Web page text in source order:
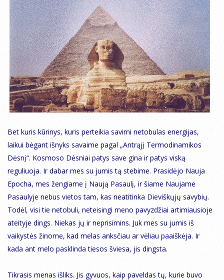
Bet kuris kūrinys, kuris perteikia savimi netobulas energijas,
laikui bėgant išnyks savaime pagal „Antrąjį Termodinamikos
Dėsnį“. Kosmoso Dėsniai patys save gina ir patys viską
reguliuoja. Ir dabar mes su jumis tą stebime. Prasidėjo Nauja
Epocha, mes žengiame į Naują Pasaulį, ir šiame Naujame
Pasaulyje nebus vietos tam, kas neatitinka Dieviškųjų savybių.
Todėl, visi tie netobuli, neteisingi meno pavyzdžiai artimiausioje
ateityje dings. Niekas jų ir neprisimins. Juk mes su jumis iš
vaikystės žinome, kad melas anksčiau ar vėliau paaiškėja. Ir
kada ant melo pasklinda tiesos šviesa, jis dingsta.
Tikrasis menas išliks. Jis gyvuos, kaip paveldas tų, kurie buvo